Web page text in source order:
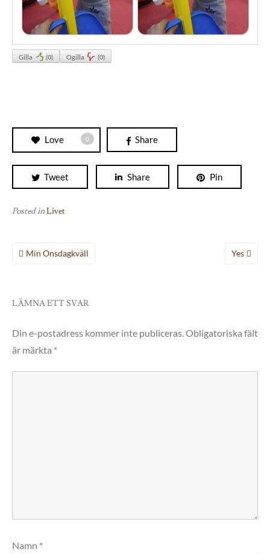
Gilla (0) Ogilla (0)
Love 0 Share
Tweet Share Pin
Posted inLivet
Inläggsnavigering
Min Onsdagkväll Yes
LÄMNA ETT SVAR
Din e-postadress kommer inte publiceras.Obligatoriska fält
är märkta *
Namn *